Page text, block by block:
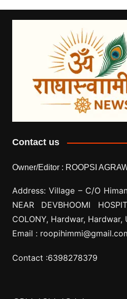
Contact us
Owner/Editor : ROOPSI
Address: Village – C/O
NEAR DEVBHOOMI
COLONY, Hardwar,
Email :
Contact :6398278379